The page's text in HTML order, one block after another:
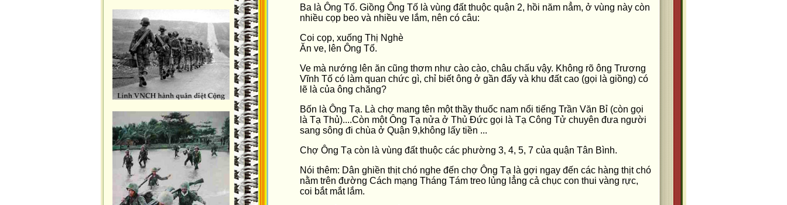
Ba là Ông Tố. Giồng Ông Tố là vùng đất thuộc quận 2, hồi năm nẳm, ở vùng này còn
nhiều cọp beo và nhiều ve lắm, nên có câu:
Coi cọp, xuống Thị Nghè
Ăn ve, lên Ông Tố.
Ve mà nướng lên ăn cũng thơm như cào cào, châu chấu vậy. Không rõ ông Trương
Vĩnh Tố có làm quan chức gì, chỉ biết ông ở gần đấy và khu đất cao (gọi là giồng) có
lẽ là của ông chăng?
Bốn là Ông Tạ. Là chợ mang tên một thầy thuốc nam nổi tiếng Trần Văn Bỉ (còn gọi
là Tạ Thủ)....Còn một Ông Tạ nửa ở Thủ Đức gọi là Tạ Công Tử chuyên đưa người
sang sông đi chùa ở Quận 9,không lấy tiền ...
Chợ Ông Tạ còn là vùng đất thuộc các phường 3, 4, 5, 7 của quận Tân Bình.
Nói thêm: Dân ghiền thịt chó nghe đến chợ Ông Tạ là gợi ngay đến các hàng thịt chó
nằm trên đường Cách mạng Tháng Tám treo lủng lẳng cả chục con thui vàng rực,
coi bắt mắt lắm.